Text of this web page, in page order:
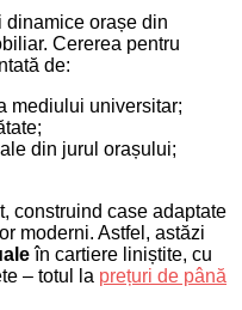
dinamice orașe din
Cererea pentru
de:
mediului universitar;
din jurul orașului;
construind case adaptate
moderni. Astfel, astăzi
în cartiere liniștite, cu
– totul la prețuri de până